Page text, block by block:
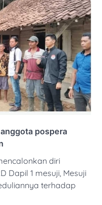
pospera
diri
Dapil 1 mesuji, Mesuji
terhadap